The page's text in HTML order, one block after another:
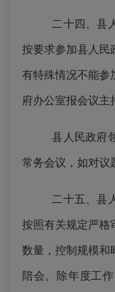
二十四、县
按要求参加县人民
有特殊情况不能参
府办公室报会议主
县人民政府
常务会议，如对议
二十五、县
按照有关规定严格
数量，控制规模和
陪会。除年度工